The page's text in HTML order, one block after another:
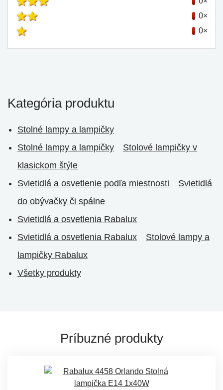
0×
0×
Kategória produktu
Stolné lampy a lampičky
Stolné lampy a lampičky
Stolové lampičky v
klasickom štýle
Svietidlá a osvetlenie podľa miestnosti
Svietidlá
do obývačky či spálne
Svietidlá a osvetlenia Rabalux
Svietidlá a osvetlenia Rabalux
Stolové lampy a
lampičky Rabalux
Všetky produkty
Príbuzné produkty